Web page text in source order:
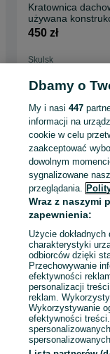
Kratownica
używana
stalowa hali wiązar
450 zł
Skulsk
Strona główna
Wielkopolskie
Stal
KATEGORIA
ID:911072380
Zadzwoń
Dbamy o
My i nasi447
informacji na
cookie w celu
zaakceptować
dowolnym
sygnalizowane
przeglądania.
Wraz z naszymi
zapewnienia:
Użycie
charakterystyki
odbiorców dzięki
Przechowywanie
efektywności
personalizacji
reklam.
Wykorzystywanie
efektywności